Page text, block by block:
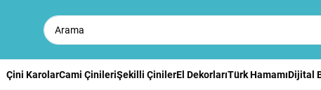
Çini KarolarCami ÇinileriŞekilli ÇinilerEl DekorlarıTürk HamamıDijital